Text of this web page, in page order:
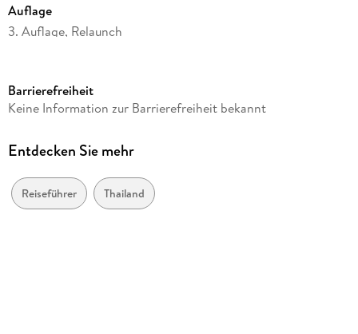
Auflage
3. Auflage, Relaunch
Reihe
Autor/Autorin
Unter Mitwirkung von
Aydan Stuart
Barrierefreiheit
Keine Information zur Barrierefreiheit bekannt
Entdecken Sie mehr
Reiseführer Thailand